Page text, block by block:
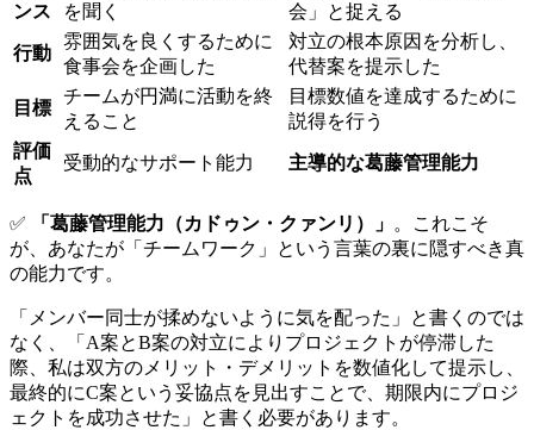
ンス
を聞く
会」と捉える
行動
雰囲気を良くするために
食事会を企画した
対立の根本原因を分析し、
代替案を提示した
目標
チームが円満に活動を終
えること
目標数値を達成するために
説得を行う
評価
点
受動的なサポート能力 主導的な葛藤管理能力
✅ 「葛藤管理能力（カドゥン・クァンリ）」 。これこそ
が、あなたが「チームワーク」という言葉の裏に隠すべき真
の能力です。
「メンバー同士が揉めないように気を配った」と書くのでは
なく、「A案とB案の対立によりプロジェクトが停滞した
際、私は双方のメリット・デメリットを数値化して提示し、
最終的にC案という妥協点を見出すことで、期限内にプロジ
ェクトを成功させた」と書く必要があります。